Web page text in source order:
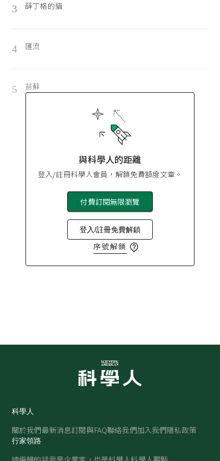
3 薛丁格的貓
4 匯流
5 苔蘚
與科學人的距離
登入/註冊科學人會員，解鎖免費額度文章。
付費訂閱無限瀏覽
登入/註冊免費解鎖
序號解鎖
科學人
關於我們最新消息訂閱與FAQ聯絡我們加入我們隱私政策
行家領路